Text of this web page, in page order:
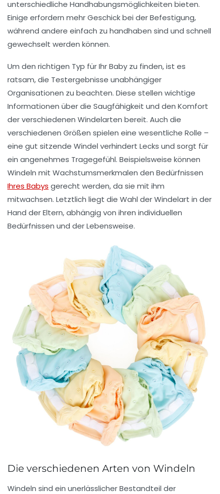
unterschiedliche Handhabungsmöglichkeiten bieten.
Einige erfordern mehr Geschick bei der Befestigung,
während andere einfach zu handhaben sind und schnell
gewechselt werden können.
Um den richtigen Typ für Ihr Baby zu finden, ist es
ratsam, die Testergebnisse unabhängiger
Organisationen zu beachten. Diese stellen wichtige
Informationen über die Saugfähigkeit und den Komfort
der verschiedenen Windelarten bereit. Auch die
verschiedenen Größen spielen eine wesentliche Rolle –
eine gut sitzende Windel verhindert Lecks und sorgt für
ein angenehmes Tragegefühl. Beispielsweise können
Windeln mit Wachstumsmerkmalen den Bedürfnissen
Ihres Babys gerecht werden, da sie mit ihm
mitwachsen. Letztlich liegt die Wahl der Windelart in der
Hand der Eltern, abhängig von ihren individuellen
Bedürfnissen und der Lebensweise.
Die verschiedenen Arten von Windeln
Windeln sind ein unerlässlicher Bestandteil der